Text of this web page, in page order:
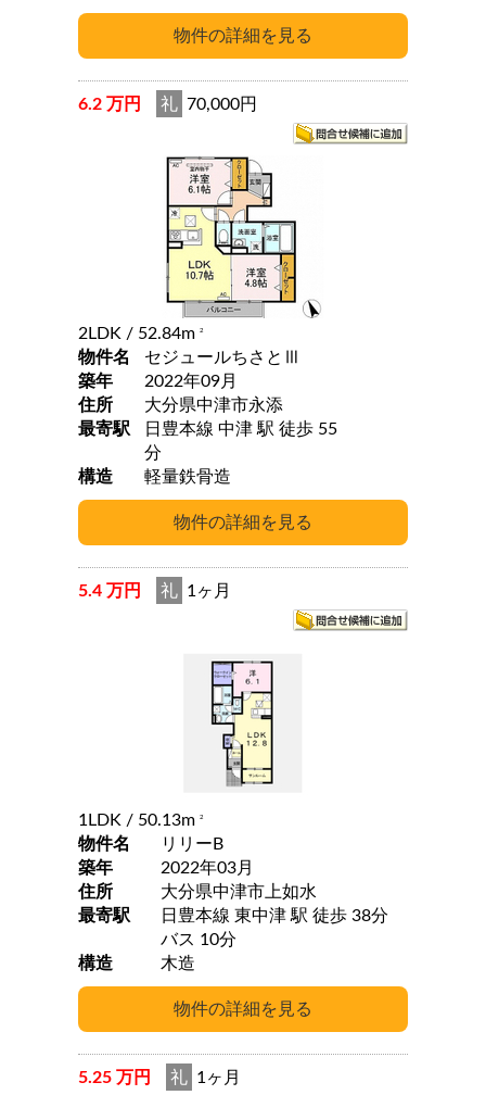
6.2 万円 礼 70,000円
2LDK / 52.84m 2
物件名
セジュールちさとⅢ
築年
2022年09月
住所
大分県中津市永添
最寄駅
日豊本線 中津 駅 徒歩 55
分
構造
軽量鉄骨造
5.4 万円 礼 1ヶ月
1LDK / 50.13m 2
物件名
リリーB
築年
2022年03月
住所
大分県中津市上如水
最寄駅
日豊本線 東中津 駅 徒歩 38分
バス 10分
構造
木造
5.25 万円 礼 1ヶ月